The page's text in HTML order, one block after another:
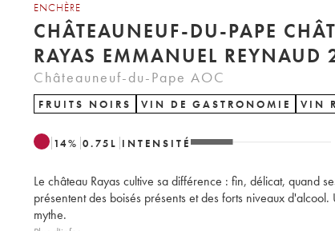
ENCHÈRE
CHÂTEAUNEUF-DU-PAPE
RAYAS EMMANUEL REYNAUD
Châteauneuf-du-Pape AOC
FRUITS NOIRS VIN DE GASTRONOMIE VIN
14% 0.75 L INTENSITÉ
Le château Rayas cultive sa différence : fin, délicat, quand
présentent des boisés présents et des forts niveaux d'alcool.
mythe.